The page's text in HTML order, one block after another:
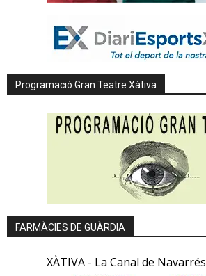
Programació Gran Teatre Xàtiva
FARMÀCIES DE GUÀRDIA
XÀTIVA - La Canal de Navarrés